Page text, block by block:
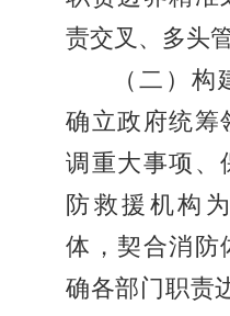
责交叉、多头
（二）构
确立政府统筹
调重大事项、
防救援机构
体，契合消防
确各部门职责